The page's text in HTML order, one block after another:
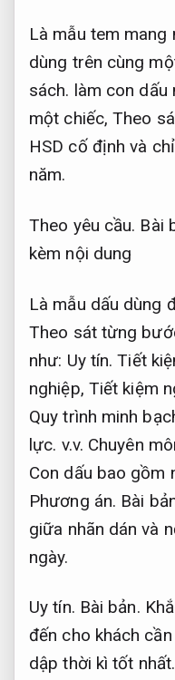
Là mẫu tem mang
dùng trên cùng
sách. làm con dấu
một chiếc,Theo
HSD cố định và
năm.
Theo yêu cầu. Bài
kèm nội dung
Là mẫu dấu dùng
Theo sát từng
như: Uy tín. Tiết
nghiệp, Tiết kiệm
Quy trình minh
lực. v.v. Chuyên
Con dấu bao gồm
Phương án. Bài
giữa nhãn dán và
ngày.
Uy tín. Bài bản.
đến cho khách
dập thời kì tốt nhất.